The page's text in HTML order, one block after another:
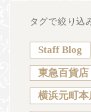
タグで絞り込
Staff Blog
東急百貨
横浜元町